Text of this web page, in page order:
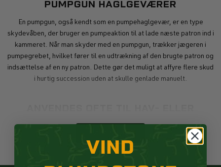
PUMPGUN HAGLGEVÆRER
En pumpgun, også kendt som en pumpehaglgevær, er en type
skydevåben, der bruger en pumpeaktion til at lade næste patron ind i
kammeret. Når man skyder med en pumpgun, trækker jægeren i
pumpegrebet, hvilket fører til en udtrækning af den brugte patron og
indsættelse af en ny patron. Dette gør det muligt at affyre flere skud
i hurtig succession uden at skulle genlade manuelt.
Et pumpgun haglgevær er, modsat side by side og over-and-under,
enkeltløbet. Det anvendes ofte til hav- eller duejagt, hvor jægeren
VIND